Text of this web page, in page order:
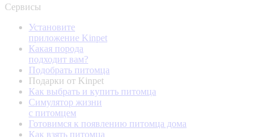
Сервисы
Установите
приложение Kinpet
Какая порода
подходит вам?
Подобрать питомца
Подарки от Kinpet
Как выбрать и купить питомца
Симулятор жизни
с питомцем
Готовимся к появлению питомца дома
Как взять питомца